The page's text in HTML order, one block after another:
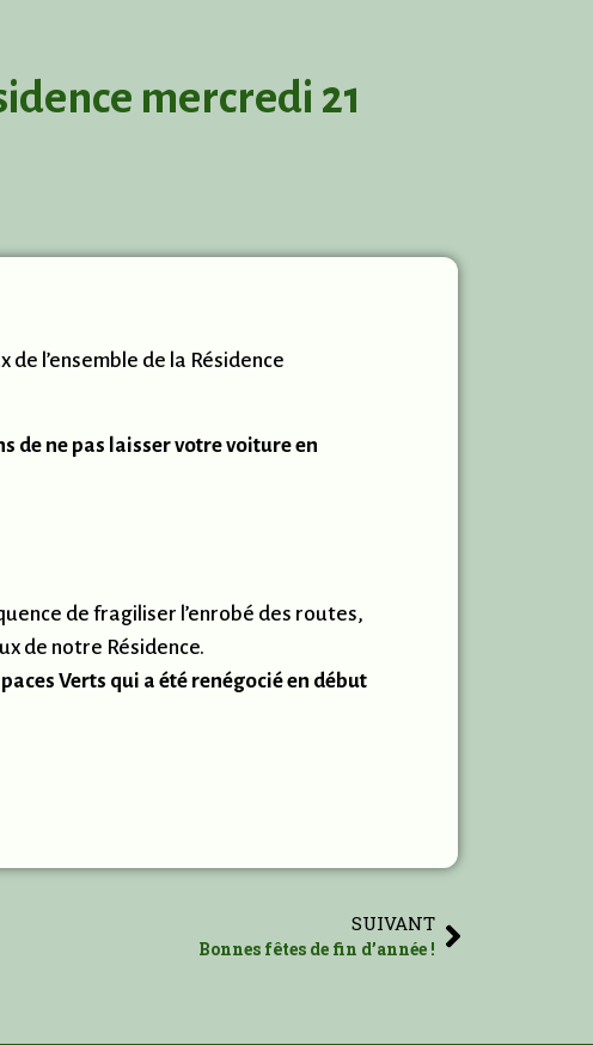
mercredi 21
l’ensemble de la Résidence
de ne pas laisser votre voiture en
de fragiliser l’enrobé des routes,
de notre Résidence.
Verts qui a été renégocié en début
SUIVANT
Bonnes fêtes de fin d’année !